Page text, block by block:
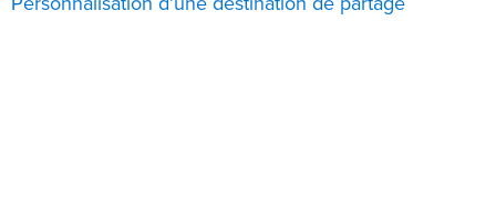
Personnalisation d’une destination de partage